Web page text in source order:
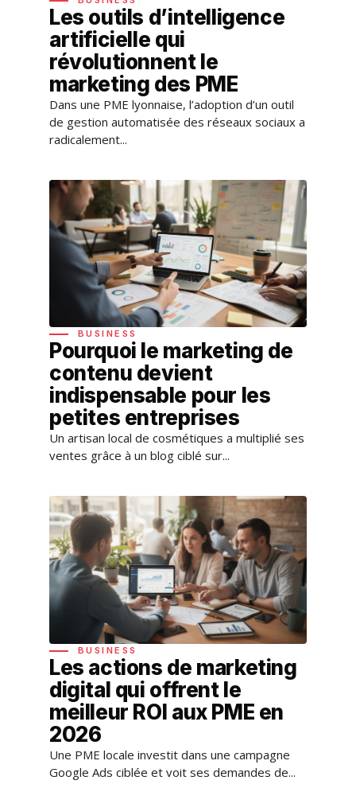
Les outils d’intelligence
artificielle qui
révolutionnent le
marketing des PME
Dans une PME lyonnaise, l’adoption d’un outil
de gestion automatisée des réseaux sociaux a
radicalement...
BUSINESS
Pourquoi le marketing de
contenu devient
indispensable pour les
petites entreprises
Un artisan local de cosmétiques a multiplié ses
ventes grâce à un blog ciblé sur...
BUSINESS
Les actions de marketing
digital qui offrent le
meilleur ROI aux PME en
2026
Une PME locale investit dans une campagne
Google Ads ciblée et voit ses demandes de...